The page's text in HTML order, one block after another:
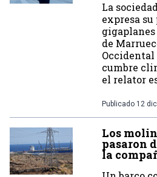
La
expresa
de
Occidental
cumbre
el relator
Publicado 12
Los
pasaron
la